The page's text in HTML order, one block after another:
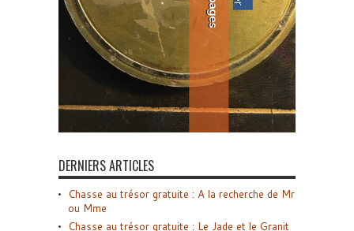
DERNIERS ARTICLES
Chasse au trésor gratuite : A la recherche de Mr
ou Mme
Chasse au trésor gratuite : Le Jade et le Granit